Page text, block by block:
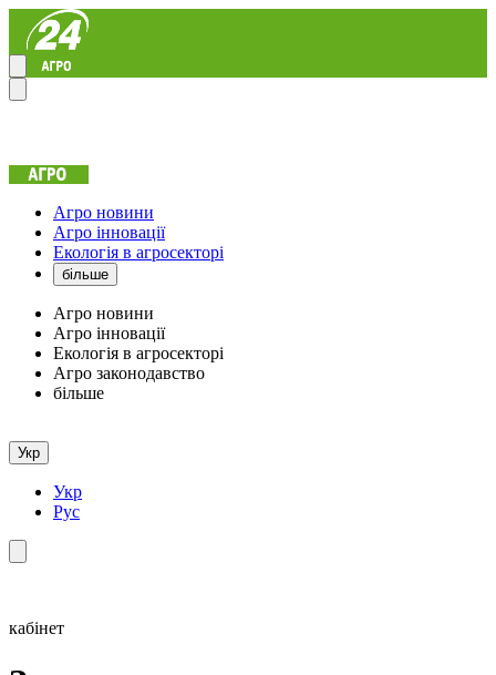
Агро новини
Агро інновації
Екологія в агросекторі
більше
Агро новини
Агро інновації
Екологія в агросекторі
Агро законодавство
більше
Укр
Укр
Рус
кабінет